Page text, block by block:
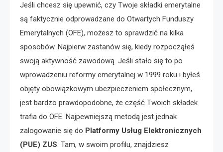
Jeśli chcesz się upewnić, czy Twoje składki emerytalne
są faktycznie odprowadzane do Otwartych Funduszy
Emerytalnych (OFE), możesz to sprawdzić na kilka
sposobów. Najpierw zastanów się, kiedy rozpocząłeś
swoją aktywność zawodową. Jeśli stało się to po
wprowadzeniu reformy emerytalnej w 1999 roku i byłeś
objęty obowiązkowym ubezpieczeniem społecznym,
jest bardzo prawdopodobne, że część Twoich składek
trafia do OFE. Najpewniejszą metodą jest jednak
zalogowanie się do Platformy Usług Elektronicznych
(PUE) ZUS. Tam, w swoim profilu, znajdziesz